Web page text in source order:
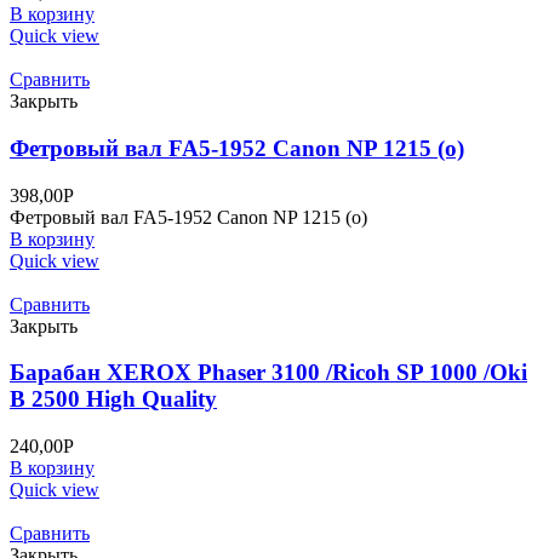
В корзину
Quick view
Сравнить
Закрыть
Фетровый вал FA5-1952 Canon NP 1215 (o)
398,00Р
Фетровый вал FA5-1952 Canon NP 1215 (o)
В корзину
Quick view
Сравнить
Закрыть
Барабан XEROX Phaser 3100 /Ricoh SP 1000 /Oki
B 2500 High Quality
240,00Р
В корзину
Quick view
Сравнить